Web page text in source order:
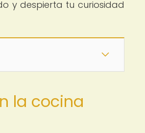
y despierta tu curiosidad
la cocina